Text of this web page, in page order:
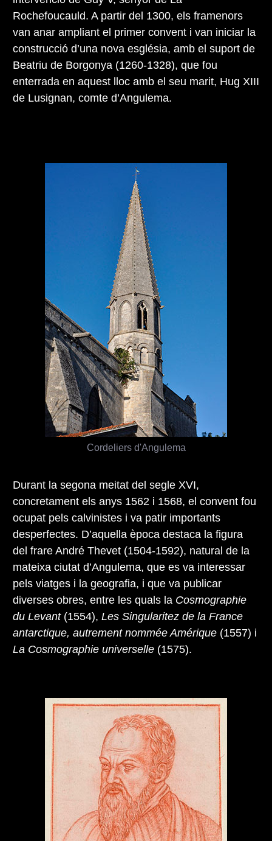
Rochefoucauld. A partir del 1300, els framenors
van anar ampliant el primer convent i van iniciar la
construcció d’una nova església, amb el suport de
Beatriu de Borgonya (1260-1328), que fou
enterrada en aquest lloc amb el seu marit, Hug XIII
de Lusignan, comte d’Angulema.
Cordeliers d'Angulema
Durant la segona meitat del segle XVI,
concretament els anys 1562 i 1568, el convent fou
ocupat pels calvinistes i va patir importants
desperfectes. D’aquella època destaca la figura
del frare André Thevet (1504-1592), natural de la
mateixa ciutat d’Angulema, que es va interessar
pels viatges i la geografia, i que va publicar
diverses obres, entre les quals la Cosmographie
du Levant(1554), Les Singularitez de la France
antarctique, autrement nommée Amérique (1557) i
La Cosmographie universelle (1575).